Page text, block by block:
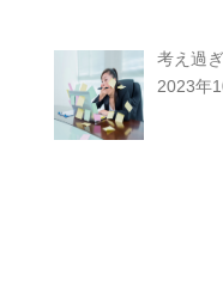
考え過
2023年